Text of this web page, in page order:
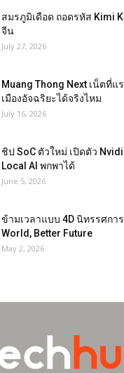
สมรภูมิเดือด ถอดรหัส Kimi
จีน
July 27, 2026
Muang Thong Next เน็ตที่แ
เมืองอัจฉริยะได้จริงไหม
July 16, 2026
ชิป SoC ตัวใหม่ เปิดตัว
Local AI พกพาได้
June 5, 2026
ข้ามเวลาแบบ 4D นิทรรศกา
World, Better Future
May 2, 2026